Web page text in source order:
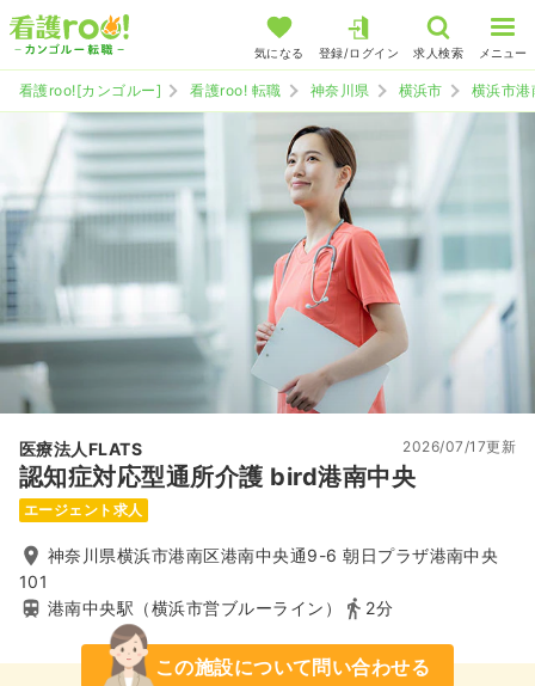
気になる 登録/ログイン 求人検索 メニュー
看護roo![カンゴルー] 看護roo! 転職 神奈川県 横浜市 横浜市港
医療法人FLATS
認知症対応型通所介護 bird港南中央
2026/07/17更新
エージェント求人
神奈川県横浜市港南区港南中央通9-6 朝日プラザ港南中央
101
港南中央駅（横浜市営ブルーライン）
2分
この施設について問い合わせる